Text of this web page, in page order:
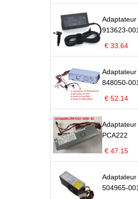
913623-001
€ 33.64
848050-001
€ 52.14
PCA222
€ 47.15
504965-001